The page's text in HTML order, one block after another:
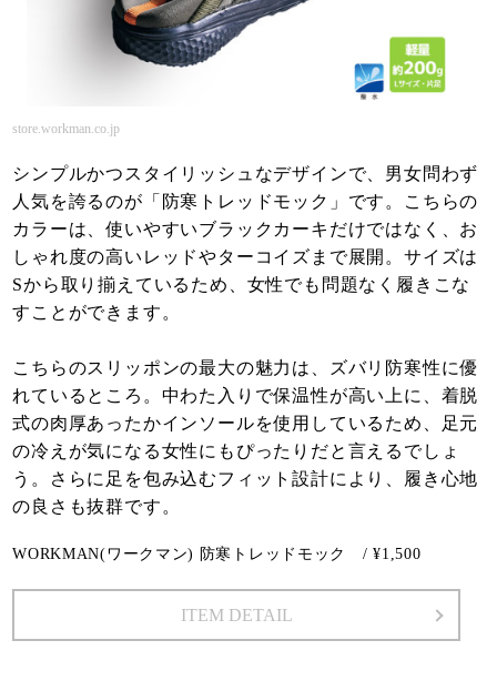
store.workman.co.jp
シンプルかつスタイリッシュなデザインで、男女問わず
人気を誇るのが「防寒トレッドモック」です。こちらの
カラーは、使いやすいブラックカーキだけではなく、お
しゃれ度の高いレッドやターコイズまで展開。サイズは
Sから取り揃えているため、女性でも問題なく履きこな
すことができます。
こちらのスリッポンの最大の魅力は、ズバリ防寒性に優
れているところ。中わた入りで保温性が高い上に、着脱
式の肉厚あったかインソールを使用しているため、足元
の冷えが気になる女性にもぴったりだと言えるでしょ
う。さらに足を包み込むフィット設計により、履き心地
の良さも抜群です。
WORKMAN(ワークマン) 防寒トレッドモック / ¥1,500
ITEM DETAIL